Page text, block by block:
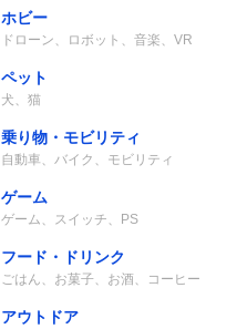
ホビー
ドローン、ロボット、音楽、VR
ペット
犬、猫
乗り物・モビリティ
自動車、バイク、モビリティ
ゲーム
ゲーム、スイッチ、PS
フード・ドリンク
ごはん、お菓子、お酒、コーヒー
アウトドア